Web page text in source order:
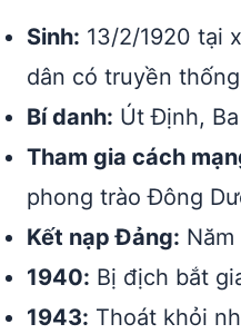
Sinh: 13/2/1920 tại
dân có truyền
Bí danh: Út Định,
Tham gia cách
phong trào Đông
Kết nạp Đảng:
1940: Bị địch bắt
1943: Thoát khỏi